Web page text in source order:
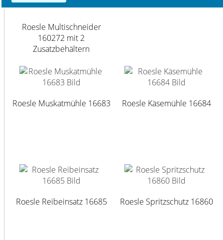
Roesle Multischneider
160272 mit 2
Zusatzbehältern
Roesle Pfeffermühle 16681
Roesle Muskatmühle 16683 Roesle Käsemühle 16684
Roesle Reibeinsatz 16685 Roesle Spritzschutz 16860